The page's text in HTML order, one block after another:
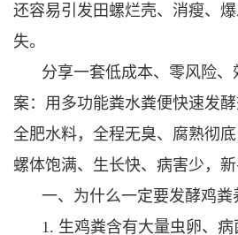
还容易引发田螺烂壳、消瘦、
失。
分享一套低成本、零风险
案：用多功能粪水粪便快速发
全肥水料，全程无臭、腐熟彻底
螺体饱满、生长快、病害少，新
一、为什么一定要发酵鸡粪
1. 生鸡粪含有大量虫卵、病